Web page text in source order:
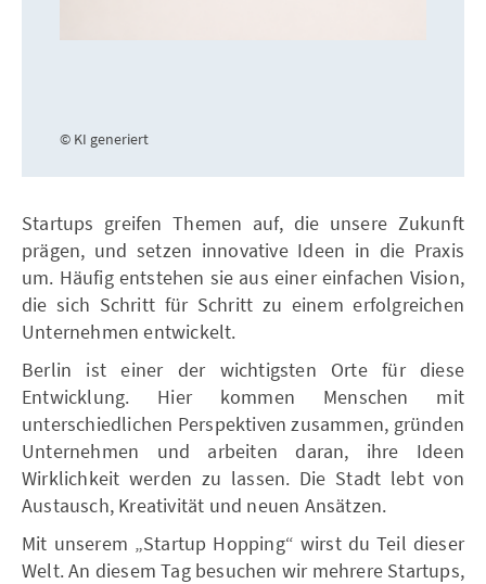
© KI generiert
Startups greifen Themen auf, die unsere Zukunft
prägen, und setzen innovative Ideen in die Praxis
um. Häufig entstehen sie aus einer einfachen Vision,
die sich Schritt für Schritt zu einem erfolgreichen
Unternehmen entwickelt.
Berlin ist einer der wichtigsten Orte für diese
Entwicklung. Hier kommen Menschen mit
unterschiedlichen Perspektiven zusammen, gründen
Unternehmen und arbeiten daran, ihre Ideen
Wirklichkeit werden zu lassen. Die Stadt lebt von
Austausch, Kreativität und neuen Ansätzen.
Mit unserem „Startup Hopping“ wirst du Teil dieser
Welt. An diesem Tag besuchen wir mehrere Startups,